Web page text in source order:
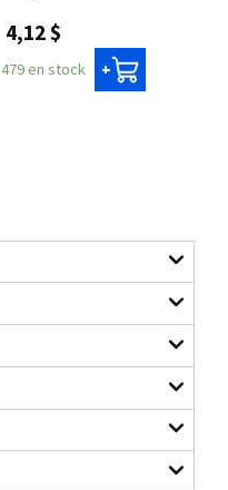
4,12 $
479 en stock +